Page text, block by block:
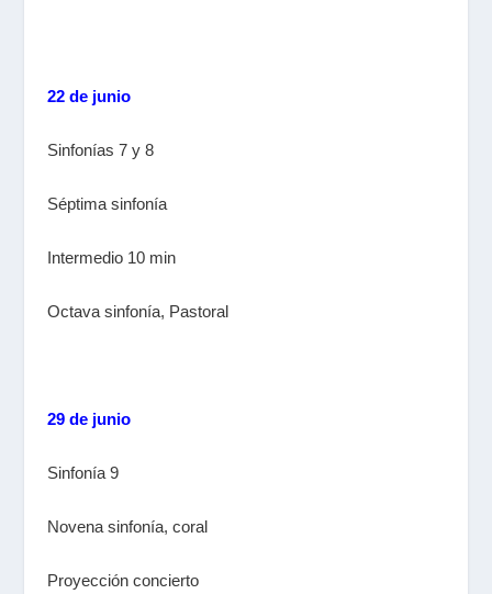
22 de junio
Sinfonías 7 y 8
Séptima sinfonía
Intermedio 10 min
Octava sinfonía, Pastoral
29 de junio
Sinfonía 9
Novena sinfonía, coral
Proyección concierto